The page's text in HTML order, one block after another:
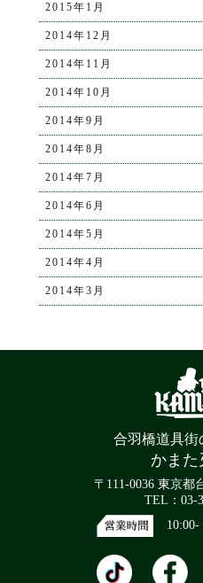
2015年1月
2014年12月
2014年11月
2014年10月
2014年9月
2014年8月
2014年7月
2014年6月
2014年5月
2014年4月
2014年3月
合羽橋道具街
かまた
〒111-0036 東京都
TEL：03-
10:00-